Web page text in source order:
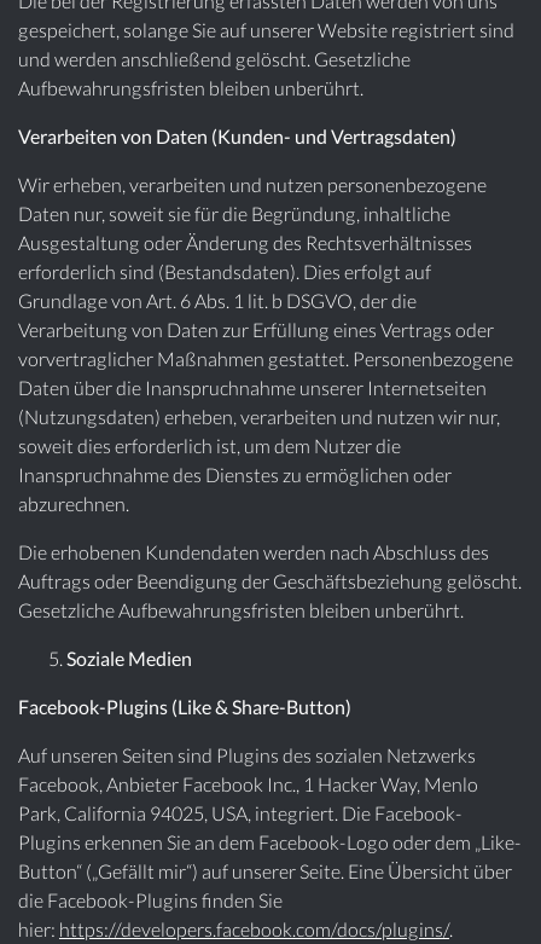
gespeichert, solange Sie auf unserer Website registriert sind
und werden anschließend gelöscht. Gesetzliche
Aufbewahrungsfristen bleiben unberührt.
Verarbeiten von Daten (Kunden- und Vertragsdaten)
Wir erheben, verarbeiten und nutzen personenbezogene
Daten nur, soweit sie für die Begründung, inhaltliche
Ausgestaltung oder Änderung des Rechtsverhältnisses
erforderlich sind (Bestandsdaten). Dies erfolgt auf
Grundlage von Art. 6 Abs. 1 lit. b DSGVO, der die
Verarbeitung von Daten zur Erfüllung eines Vertrags oder
vorvertraglicher Maßnahmen gestattet. Personenbezogene
Daten über die Inanspruchnahme unserer Internetseiten
(Nutzungsdaten) erheben, verarbeiten und nutzen wir nur,
soweit dies erforderlich ist, um dem Nutzer die
Inanspruchnahme des Dienstes zu ermöglichen oder
abzurechnen.
Die erhobenen Kundendaten werden nach Abschluss des
Auftrags oder Beendigung der Geschäftsbeziehung gelöscht.
Gesetzliche Aufbewahrungsfristen bleiben unberührt.
Soziale Medien
Facebook-Plugins (Like & Share-Button)
Auf unseren Seiten sind Plugins des sozialen Netzwerks
Facebook, Anbieter Facebook Inc., 1 Hacker Way, Menlo
Park, California 94025, USA, integriert. Die Facebook-
Plugins erkennen Sie an dem Facebook-Logo oder dem „Like-
Button“ („Gefällt mir“) auf unserer Seite. Eine Übersicht über
die Facebook-Plugins finden Sie
hier: https://developers.facebook.com/docs/plugins/.